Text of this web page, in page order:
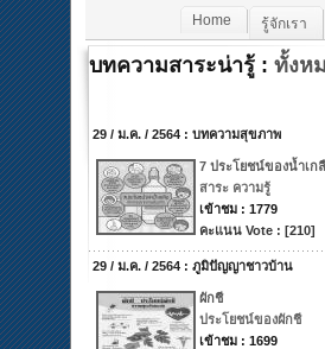
Home รู้จักเรา
บทความสาระน่ารู้ : ทั้งห
29 / ม.ค. / 2564 : บทความสุขภาพ
7 ประโยชน์ของน้ำเก
สาระ ความรู้
เข้าชม : 1779
คะแนน Vote : [210]
29 / ม.ค. / 2564 : ภูมิปัญญาชาวบ้าน
ผักชี
ประโยชน์ของผักชี
เข้าชม : 1699